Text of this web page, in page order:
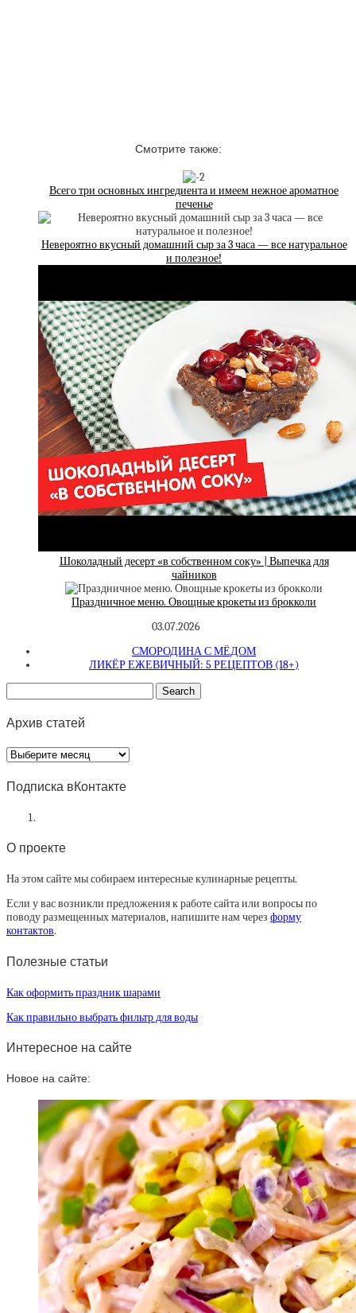
Смотрите также:
Всего три основных ингредиента и имеем нежное ароматное
печенье
Невероятно вкусный домашний сыр за 3 часа — все натуральное
и полезное!
Шоколадный десерт «в собственном соку» | Выпечка для
чайников
Праздничное меню. Овощные крокеты из брокколи
03.07.2026
СМОРОДИНА С МЁДОМ
ЛИКЁР ЕЖЕВИЧНЫЙ: 5 РЕЦЕПТОВ (18+)
Архив статей
Архив
статей
Подписка вКонтакте
О проекте
На этом сайте мы собираем интересные кулинарные рецепты.
Если у вас возникли предложения к работе сайта или вопросы по
поводу размещенных материалов, напишите нам через форму
контактов.
Полезные статьи
Как оформить праздник шарами
Как правильно выбрать фильтр для воды
Интересное на сайте
Новое на сайте: